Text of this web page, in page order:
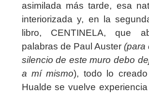
asimilada más tarde, esa
interiorizada y, en la
libro, CENTINELA, que
palabras de Paul Auster (para
silencio de este muro debo
a mí mismo), todo lo creado
Hualde se vuelve